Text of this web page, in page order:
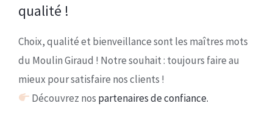
qualité !
Choix, qualité et bienveillance sont les maîtres mots
du Moulin Giraud ! Notre souhait : toujours faire au
mieux pour satisfaire nos clients !
Découvrez nos partenaires de confiance.